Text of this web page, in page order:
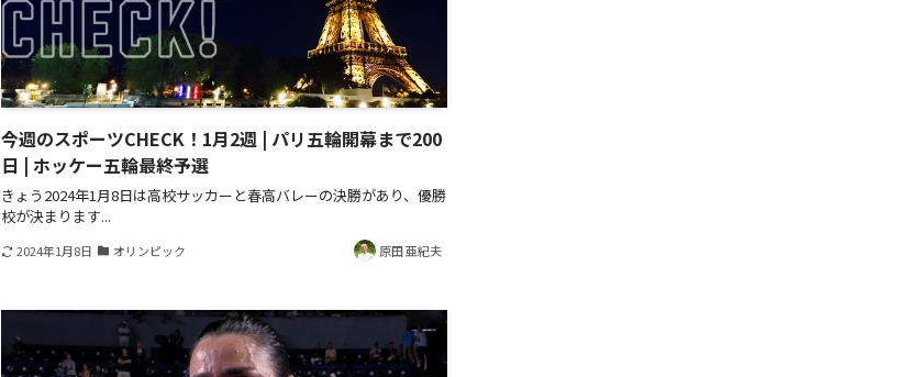
今週のスポーツCHECK！1月2週 | パリ五輪開幕まで200
日 | ホッケー五輪最終予選
きょう2024年1月8日は高校サッカーと春高バレーの決勝があり、優勝
校が決まります...
2024年1月8日 オリンピック 原田 亜紀夫